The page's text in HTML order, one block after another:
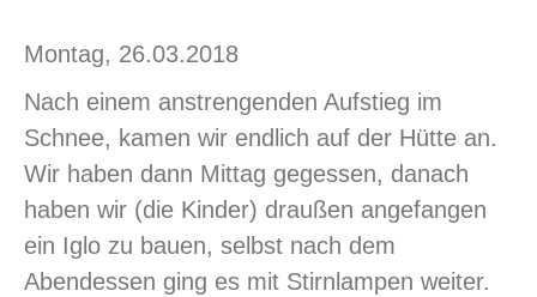
Montag, 26.03.2018
Nach einem anstrengenden Aufstieg im
Schnee, kamen wir endlich auf der Hütte an.
Wir haben dann Mittag gegessen, danach
haben wir (die Kinder) draußen angefangen
ein Iglo zu bauen, selbst nach dem
Abendessen ging es mit Stirnlampen weiter.